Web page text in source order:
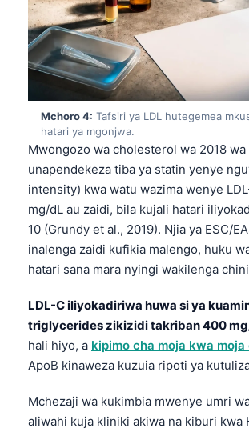
Mchoro 4: Tafsiri ya LDL hutegemea
hatari ya mgonjwa.
Mwongozo wa cholesterol wa 2018 wa
unapendekeza tiba ya statin yenye
intensity) kwa watu wazima wenye
mg/dL au zaidi, bila kujali hatari
10 (Grundy et al., 2019). Njia ya ESC/
inalenga zaidi kufikia malengo, huku
hatari sana mara nyingi wakilenga
LDL-C iliyokadiriwa huwa si ya
triglycerides zikizidi takriban 400
hali hiyo, a kipimo cha moja kwa moja
ApoB kinaweza kuzuia ripoti ya
Mchezaji wa kukimbia mwenye umri
aliwahi kuja kliniki akiwa na kiburi kwa